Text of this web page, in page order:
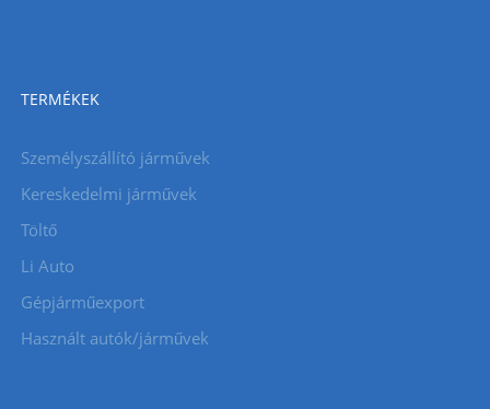
TERMÉKEK
Személyszállító járművek
Kereskedelmi járművek
Töltő
Li Auto
Gépjárműexport
Használt autók/járművek